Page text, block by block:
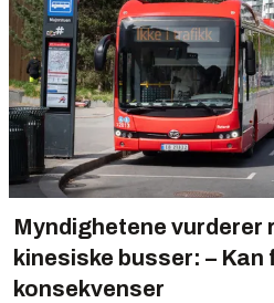
Myndighetene vurderer
kinesiske busser: – Kan
konsekvenser